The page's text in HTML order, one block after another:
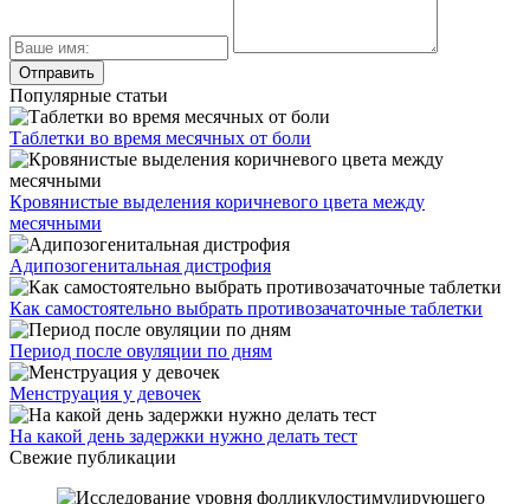
Популярные статьи
Таблетки во время месячных от боли
Кровянистые выделения коричневого цвета между
месячными
Адипозогенитальная дистрофия
Как самостоятельно выбрать противозачаточные таблетки
Период после овуляции по дням
Менструация у девочек
На какой день задержки нужно делать тест
Свежие публикации